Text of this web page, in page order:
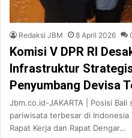
Redaksi JBM 8 April 2026
Komisi V DPR RI
Infrastruktur
Penyumbang Devisa
Jbm.co.id-JAKARTA | Posisi
pariwisata terbesar di
Rapat Kerja dan Rapat Dengar…